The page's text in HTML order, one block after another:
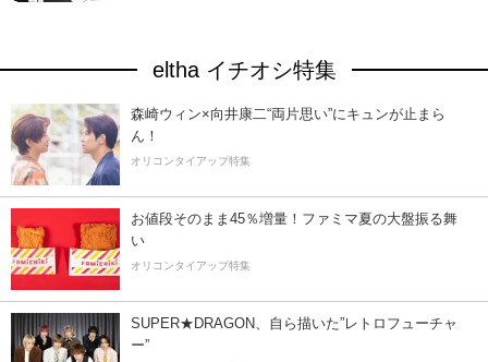
eltha イチオシ特集
森崎ウィン×向井康二“両片思い”にキュンが止まら
ん！
オリコンタイアップ特集
お値段そのまま45％増量！ファミマ夏の大盤振る舞
い
オリコンタイアップ特集
SUPER★DRAGON、自ら描いた”レトロフューチャ
ー”